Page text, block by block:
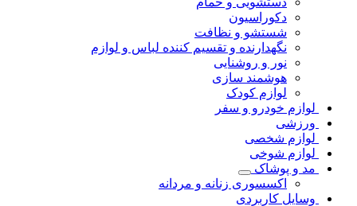
دکوراسیون
شستشو و نظافت
نگهدارنده و تقسیم کننده لباس و لوازم
نور و روشنایی
هوشمند سازی
لوازم کودک
لوازم خودرو و سفر
ورزشی
لوازم شخصی
لوازم شوخی
مد و پوشاک
اکسسوری زنانه و مردانه
وسایل کاربردی